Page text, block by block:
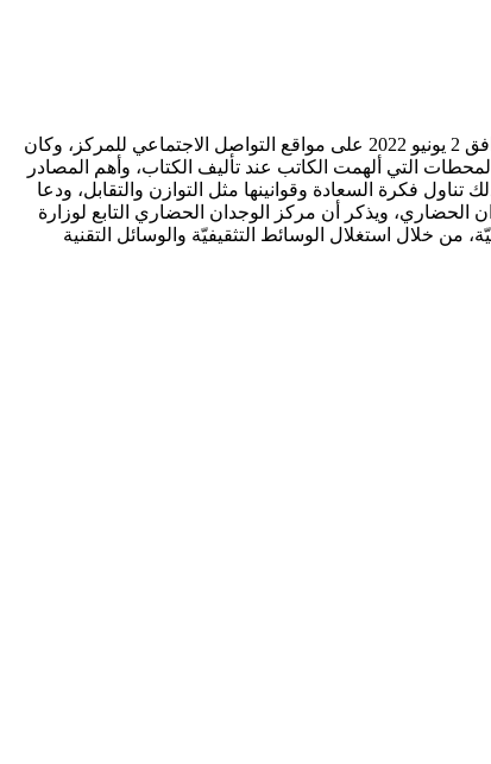
يستضيف مركز الوجدان الحضاري التابع لوزارة الثقافة الكاتب: أحمد علي الراشد ، على منصة وجدان بودكاست، وتبث الحلقة الخميس القادم الموافق 2 يونيو 2022 على مواقع التواصل الاجتماعي للمركز، وكان
التي ألهمت الكاتب عند تأليف الكتاب، وأهم المصادر
فكرة السعادة وقوانينها مثل التوازن والتقابل، ودعا
الحضاري، ويذكر أن مركز الوجدان الحضاري التابع لوزارة
من خلال استغلال الوسائط التثقيفيّة والوسائل التقنية